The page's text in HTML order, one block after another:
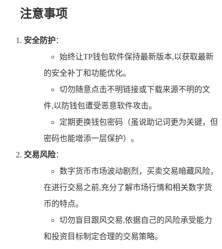
注意事项
安全防护：
始终让TP钱包软件保持最新版本,以获取最新
的安全补丁和功能优化。
切勿随意点击不明链接或下载来源不明的文
件,以防钱包遭受恶意软件攻击。
定期更换钱包密码（虽说助记词更为关键，但
密码也能增添一层保护）。
交易风险：
数字货币市场波动剧烈，买卖交易暗藏风险，
在进行交易之前,充分了解市场行情和相关数字货
币的特点。
切勿盲目跟风交易,依据自己的风险承受能力
和投资目标制定合理的交易策略。